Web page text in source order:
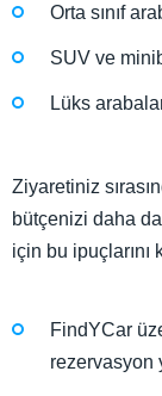
Orta sınıf
SUV ve
Lüks
Ziyaretiniz
bütçenizi daha
için bu ipuçlarını
FindYCar
rezervasyon